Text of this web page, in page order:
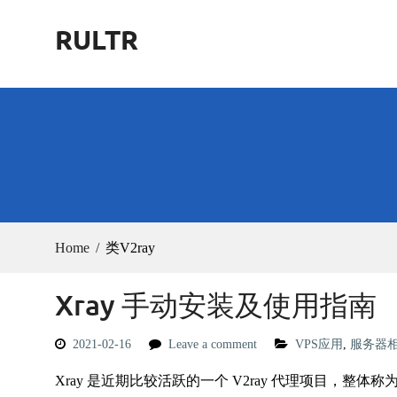
RULTR
Home 类V2ray
Xray 手动安装及使用指南
2021-02-16 Leave a comment VPS应用 , 服务器
Xray 是近期比较活跃的一个 V2ray 代理项目，整体称